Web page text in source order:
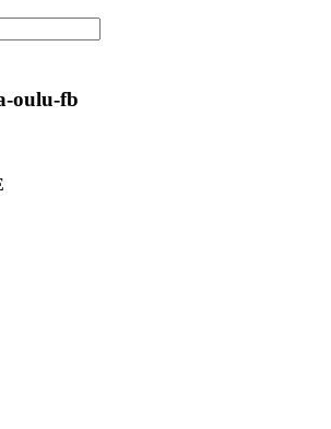
oulu-fb